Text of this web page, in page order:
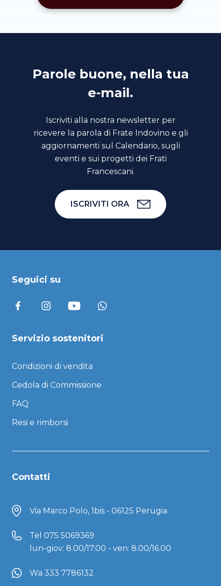
Parole buone, nella tua
e-mail.
Iscriviti alla nostra newsletter per
ricevere la parola di Frate Indovino e gli
aggiornamenti sul Calendario, sugli
eventi e sui progetti dei Frati
Francescani.
ISCRIVITI ORA
Seguici su
Servizio sostenitori
Condizioni di vendita
Cedola di Commissione
FAQ
Resi e rimborsi
Contatti
Via Marco Polo, 1bis - 06125 Perugia
Tel 075 5069369
lun-giov: 8.00/17.00 - ven: 8.00/16.00
Wa 333 7786132